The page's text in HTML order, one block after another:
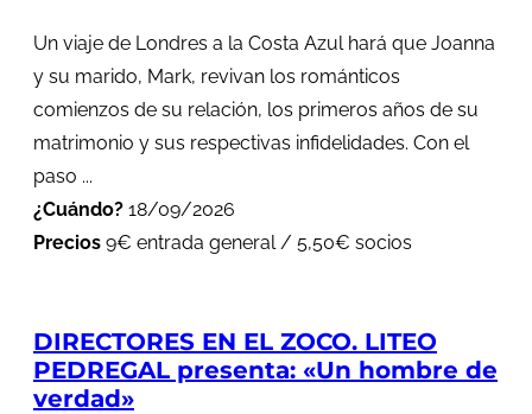
Un viaje de Londres a la Costa Azul hará que Joanna
y su marido, Mark, revivan los románticos
comienzos de su relación, los primeros años de su
matrimonio y sus respectivas infidelidades. Con el
paso ...
¿Cuándo? 18/09/2026
Precios 9€ entrada general / 5,50€ socios
DIRECTORES EN EL ZOCO. LITEO
PEDREGAL presenta: «Un hombre de
verdad»